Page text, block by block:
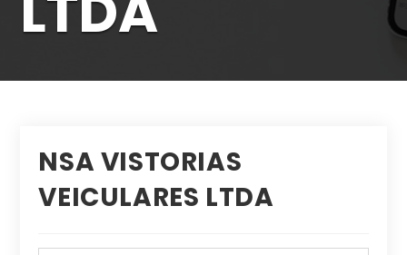
NSA VISTORIAS
VEICULARES LTDA